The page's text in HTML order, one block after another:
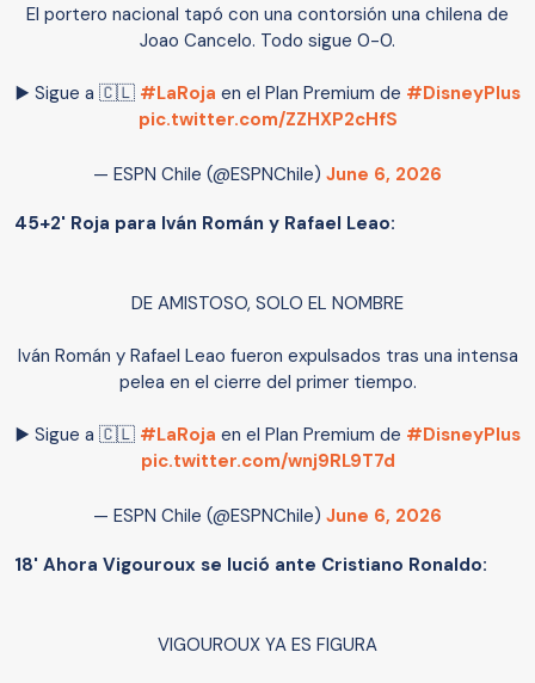
El portero nacional tapó con una contorsión una chilena de
Joao Cancelo. Todo sigue 0-0.
▶️ Sigue a 🇨🇱 #LaRoja en el Plan Premium de #DisneyPlus
pic.twitter.com/ZZHXP2cHfS
— ESPN Chile (@ESPNChile) June 6, 2026
45+2' Roja para Iván Román y Rafael Leao:
DE AMISTOSO, SOLO EL NOMBRE
Iván Román y Rafael Leao fueron expulsados tras una intensa
pelea en el cierre del primer tiempo.
▶️ Sigue a 🇨🇱 #LaRoja en el Plan Premium de #DisneyPlus
pic.twitter.com/wnj9RL9T7d
— ESPN Chile (@ESPNChile) June 6, 2026
18' Ahora Vigouroux se lució ante Cristiano Ronaldo:
VIGOUROUX YA ES FIGURA